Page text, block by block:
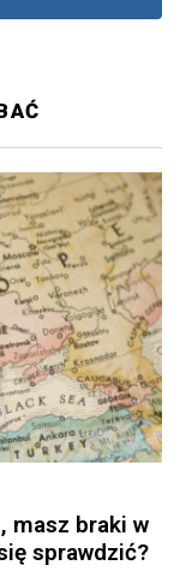
masz braki w
sprawdzić?